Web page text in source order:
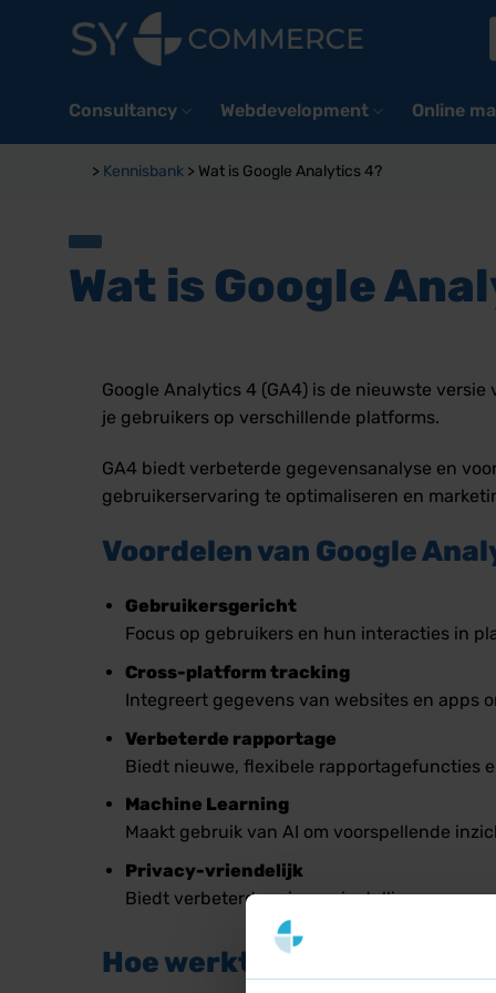
Consultancy Webdevelopment Online
> Kennisbank> Wat is Google Analytics 4?
Wat is Google
Google Analytics 4 (GA4) is de nieuwste
je gebruikers op verschillende platforms.
GA4 biedt verbeterde gegevensanalyse en
gebruikerservaring te optimaliseren en
Voordelen van Google
Gebruikersgericht
Focus op gebruikers en hun interacties in
Cross-platform tracking
Integreert gegevens van websites en apps
Verbeterde rapportage
Biedt nieuwe, flexibele rapportagefuncties
Machine Learning
Maakt gebruik van AI om voorspellende
Privacy-vriendelijk
Biedt verbeterde privacy-instellingen en
Hoe werkt Google Analytics